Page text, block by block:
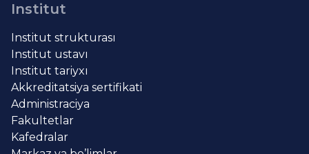
Institut
Institut strukturası
Institut ustavı
Institut tariyxı
Akkreditatsiya sertifikati
Administraciya
Fakultetlar
Kafedralar